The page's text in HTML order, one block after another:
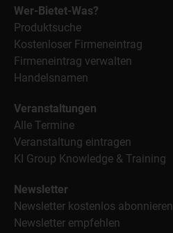
Wer-Bietet-Was?
Produktsuche
Kostenloser Firmeneintrag
Firmeneintrag verwalten
Handelsnamen
Veranstaltungen
Alle Termine
Veranstaltung eintragen
KI Group Knowledge & Training
Newsletter
Newsletter kostenlos abonnieren
Newsletter empfehlen